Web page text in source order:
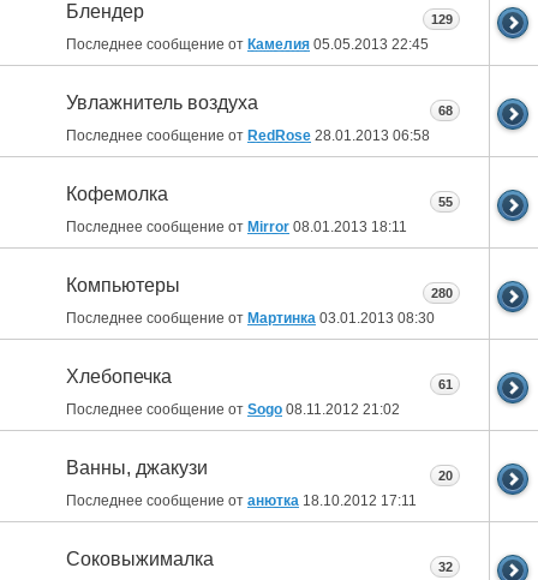
Блендер
Последнее сообщение от Камелия 05.05.2013 22:45
129
Увлажнитель воздуха
Последнее сообщение от RedRose 28.01.2013 06:58
68
Кофемолка
Последнее сообщение от Mirror 08.01.2013 18:11
55
Компьютеры
Последнее сообщение от Мартинка 03.01.2013 08:30
280
Хлебопечка
Последнее сообщение от Sogo 08.11.2012 21:02
61
Ванны, джакузи
Последнее сообщение от анютка 18.10.2012 17:11
20
Соковыжималка 32